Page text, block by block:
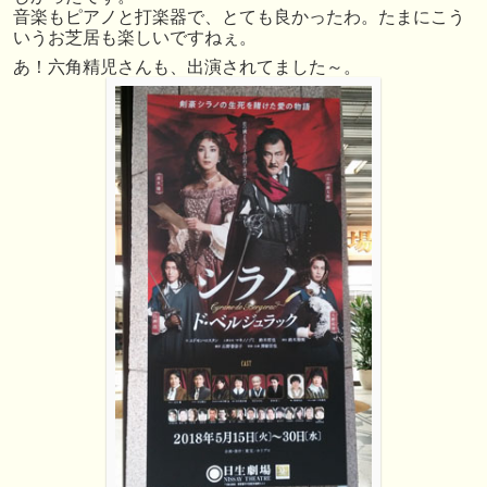
音楽もピアノと打楽器で、とても良かったわ。たまにこう
いうお芝居も楽しいですねぇ。
あ！六角精児さんも、出演されてました～。